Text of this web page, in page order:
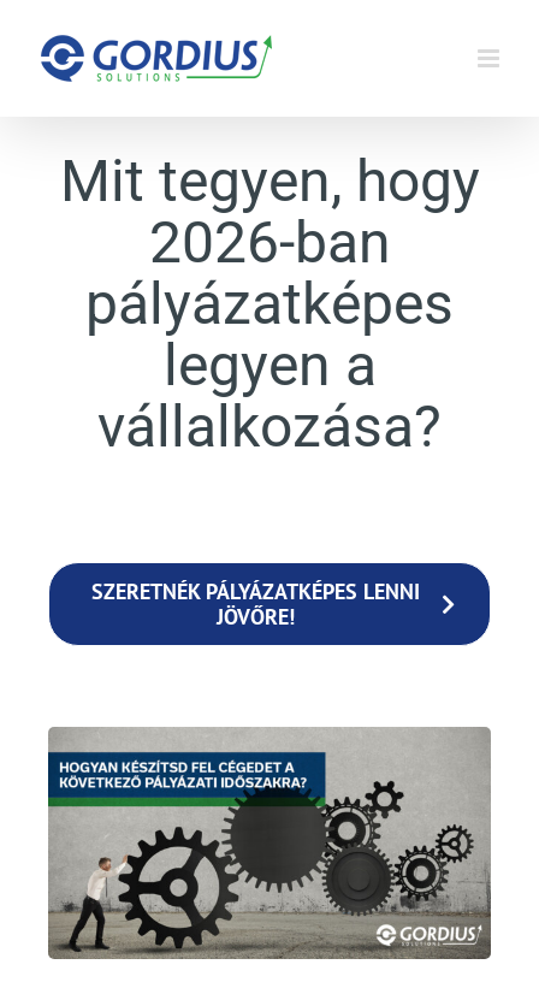
Mit tegyen, hogy
2026-ban
pályázatképes
legyen a
vállalkozása?
SZERETNÉK PÁLYÁZATKÉPES LENNI
JÖVŐRE!